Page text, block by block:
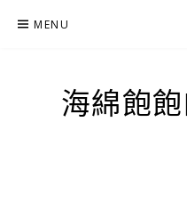
MENU
海綿飽